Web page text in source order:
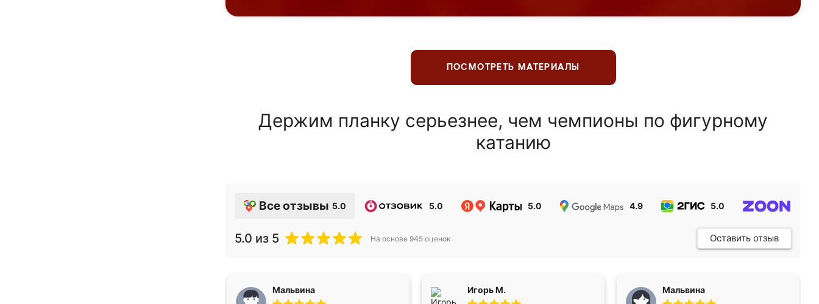
ПОСМОТРЕТЬ МАТЕРИАЛЫ
Держим планку серьезнее, чем чемпионы по фигурному
катанию
Все отзывы 5.0 5.0 5.0 4.9 5.0
5.0 из 5 На основе 945 оценок Оставить отзыв
Мальвина Игорь М. Мальвина